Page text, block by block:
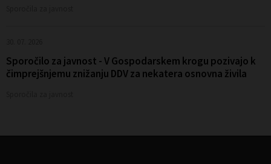
Sporočilo za javnost - V Gospodarskem krogu pozivajo k
čimprejšnjemu znižanju DDV za nekatera osnovna živila